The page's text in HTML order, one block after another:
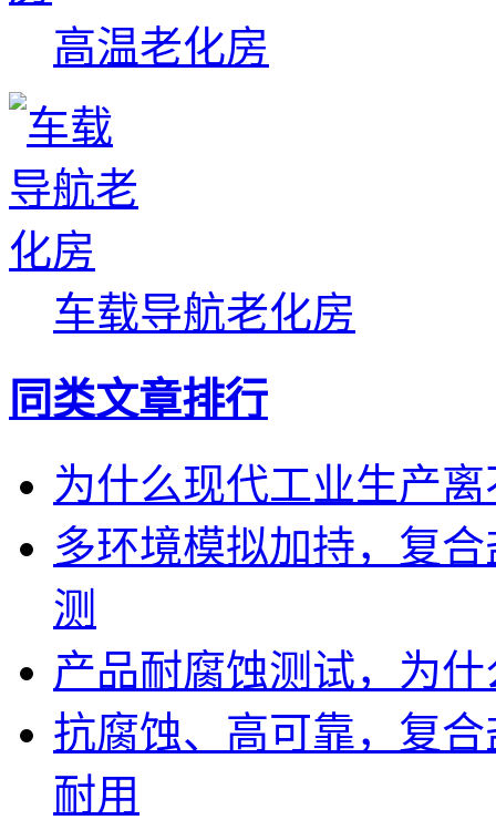
高温老化房
车载导航老化房
同类文章排行
为什么现代工业生产
多环境模拟加持，复
测
产品耐腐蚀测试，为
抗腐蚀、高可靠，复
耐用